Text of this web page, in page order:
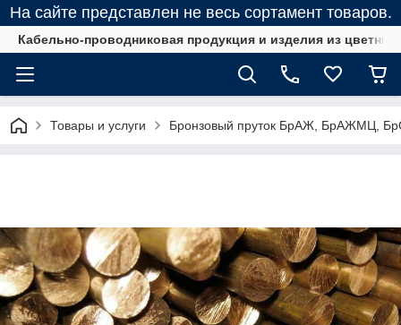
На сайте представлен не весь сортамент товаров.
Кабельно-проводниковая продукция и изделия из
Товары и услуги Бронзовый пруток БрАЖ, БрАЖМЦ,